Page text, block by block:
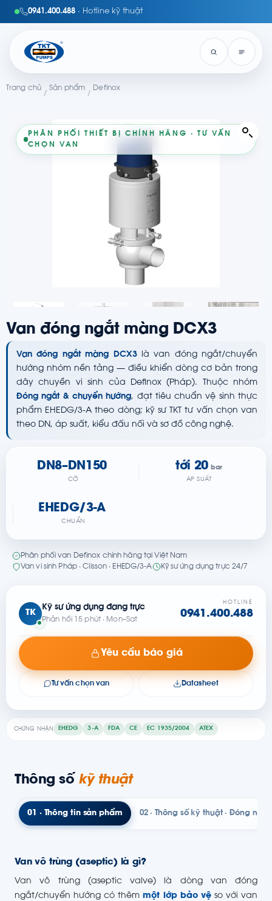
0941.400.488 · Hotline kỹ thuật
Trang chủ
/
Sản phẩm
/
Definox
PHÂN PHỐI THIẾT BỊ CHÍNH HÃNG · TƯ VẤN
CHỌN VAN
CHỨNG NHẬN EHEDG 3-A FDA CE EC 1935/2004 ATEX
Van đóng ngắt màng DCX3
Van đóng ngắt màng DCX3là van đóng ngắt/chuyển
hướng nhóm nền tảng — điều khiển dòng cơ bản trong
dây chuyền vi sinh của Definox (Pháp). Thuộc nhóm
Đóng ngắt & chuyển hướng, đạt tiêu chuẩn vệ sinh thực
phẩm EHEDG/3-A theo dòng; kỹ sư TKT tư vấn chọn van
theo DN, áp suất, kiểu đấu nối và sơ đồ công nghệ.
DN8–DN150
CỠ
tới 20 bar
ÁP SUẤT
EHEDG/3-A
CHUẨN
Phân phối van Definox chính hãng tại Việt Nam
Van vi sinh Pháp · Clisson · EHEDG/3-A
Kỹ sư ứng dụng trực 24/7
TK
Kỹ sư ứng dụng đang trực
Phản hồi 15 phút · Mon–Sat
HOTLINE
0941.400.488
Yêu cầu báo giá
Tư vấn chọn van Datasheet
Thông số kỹ thuật
01 · Thông tin sản phẩm 02 · Thông số kỹ thuật · Đóng
Van vô trùng (aseptic) là gì?
Van vô trùng (aseptic valve) là dòng van đóng
ngắt/chuyển hướng có thêmmột lớp bảo vệso với van